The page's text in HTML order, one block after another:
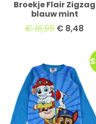
Broekje Flair Zigzag
blauw mint
€16,95 € 8,48